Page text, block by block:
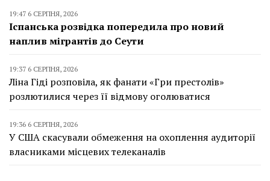
19:47 6 СЕРПНЯ, 2026
Іспанська розвідка попередила про новий
наплив мігрантів до Сеути
19:37 6 СЕРПНЯ, 2026
Ліна Гіді розповіла, як фанати «Гри престолів»
розлютилися через її відмову оголюватися
19:36 6 СЕРПНЯ, 2026
У США скасували обмеження на охоплення аудиторії
власниками місцевих телеканалів